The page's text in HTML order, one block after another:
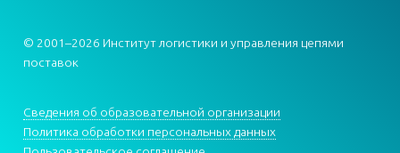
© 2001–2026 Институт логистики и управления цепями
поставок
Сведения об образовательной организации
Политика обработки персональных данных